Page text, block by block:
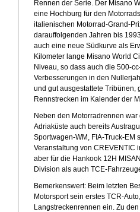
Rennen der Serie. Der Misano
eine Hochburg für den
italienischen Motorrad-Grand-
darauffolgenden Jahren bis
auch eine neue Südkurve als
Kilometer lange Misano World
Niveau, so dass auch die 500-
Verbesserungen in den
und gut ausgestattete Tribünen,
Rennstrecken im Kalender der
Neben den Motorradrennen
Adriaküste auch bereits
Sportwagen-WM, FIA-Truck-EM
Veranstaltung von CREVENTIC
aber für die Hankook 12H
Division als auch TCE-
Bemerkenswert: Beim letzten
Motorsport sein erstes TCR-
Langstreckenrennen ein. Zu